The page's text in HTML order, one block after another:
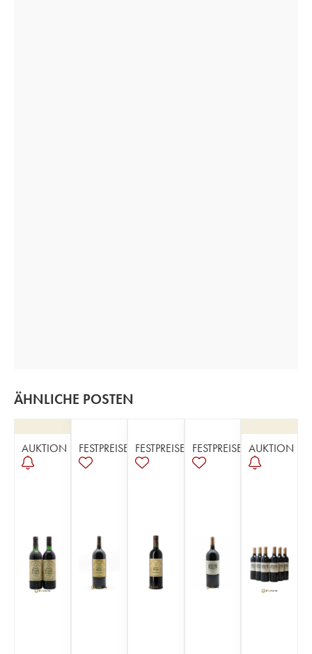
ÄHNLICHE POSTEN
AUKTION FESTPREISE FESTPREISE FESTPREISE AUKTION